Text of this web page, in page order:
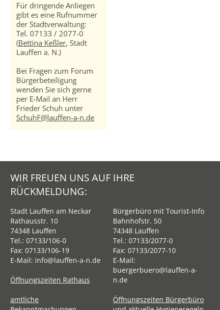
Für dringende Anliegen
gibt es eine Rufnummer
der Stadtverwaltung:
Tel. 07133 / 2077-0
(Bettina Keßler, Stadt
Lauffen a. N.)
Bei Fragen zum Forum
Bürgerbeteiligung
wenden Sie sich gerne
per E-Mail an Herr
Frieder Schuh unter
SchuhF@lauffen-a-n.de
WIR FREUEN UNS AUF IHRE
RÜCKMELDUNG:
Stadt Lauffen am Neckar
Rathausstr. 10
74348 Lauffen
Tel.: 07133/106-0
Fax: 07133/106-19
E-Mail: info@lauffen-a-n.de
Öffnungszeiten Rathaus
amtliche
Bürgerbüro mit Tourist-Info
Bahnhofstr. 50
74348 Lauffen
Tel.:07133/2077-0
Fax: 07133/2077-10
E-Mail:
buergerbuero@lauffen-a-
n.de
Öffnungszeiten Bürgerbüro